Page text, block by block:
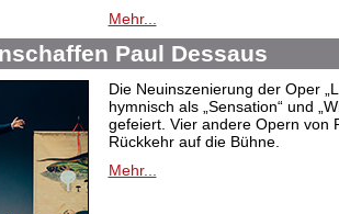
Mehr...
Paul Dessaus
Die Neuinszenierung der Oper
hymnisch als „Sensation“ und
gefeiert. Vier andere Opern von
Rückkehr auf die Bühne.
Mehr...